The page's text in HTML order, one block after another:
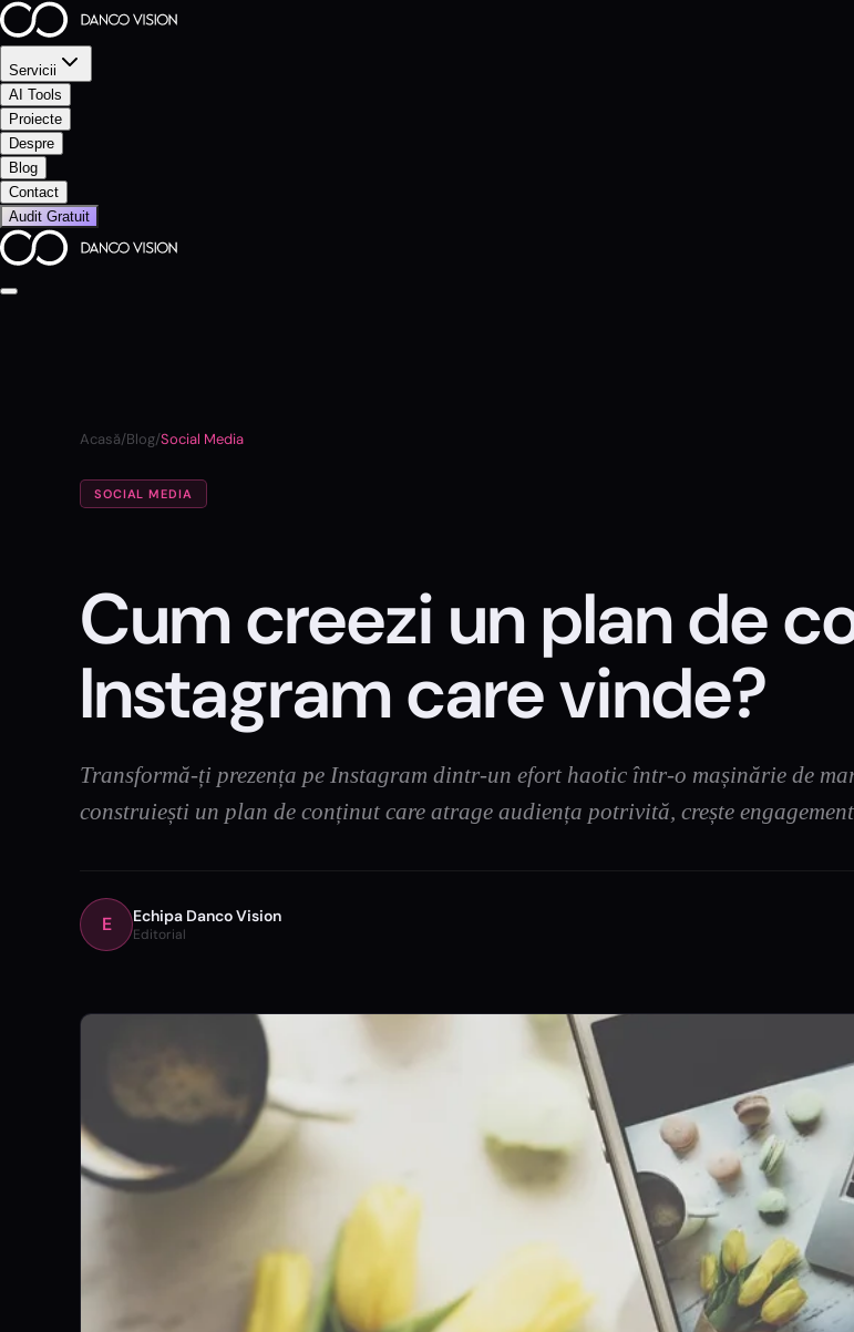
Servicii
AI Tools
Proiecte
Despre
Blog
Contact
Audit Gratuit
Acasă/Blog/Social Media
SOCIAL MEDIA
Cum creezi un plan de
Instagram care vinde?
Transformă-ți prezența pe Instagram dintr-un efort haotic într-o mașinărie de
construiești un plan de conținut care atrage audiența potrivită, crește
E Echipa Danco Vision
Editorial